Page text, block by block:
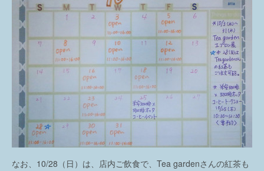
なお、10/28（日）は、店内ご飲食で、Tea gardenさんの紅茶も